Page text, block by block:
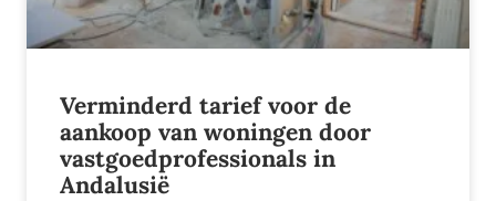
Verminderd tarief voor de
aankoop van woningen door
vastgoedprofessionals in
Andalusië